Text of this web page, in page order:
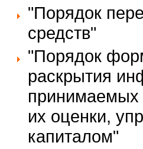
"Порядок
средств"
"Порядок
раскрытия
принимаемых
их оценки,
капиталом"